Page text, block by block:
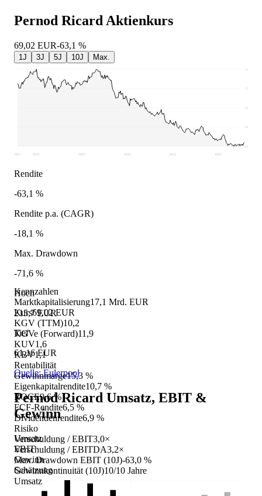
Kennzahlen
Marktkapitalisierung17,1 Mrd. EUR
Kurs69,02 EUR
KGV (TTM)10,2
KGVe (Forward)11,9
KUV1,6
KBV1,1
Rentabilität
Gewinnmarge15,3 %
Eigenkapitalrendite10,7 %
ROCE9,6 %
FCF-Rendite6,5 %
Dividendenrendite6,9 %
Risiko
Verschuldung / EBIT3,0×
Verschuldung / EBITDA3,2×
Max. Drawdown EBIT (10J)-63,0 %
Gewinnkontinuität (10J)10/10 Jahre
Umsatz
Pernod Ricard Aktienkurs
69,02 EUR-63,1 %
1J 3J 5J 10J Max.
61,16
99,79
138,43
177,06
215,7
2021 2022 2023 2024 2025 2026
Rendite
-63,1 %
Rendite p.a. (CAGR)
-18,1 %
Max. Drawdown
-71,6 %
Hoch
215,7 EUR
Tief
61,16 EUR
Quelle: Eulerpool
Pernod Ricard Umsatz, EBIT &
Gewinn
Umsatz
EBIT
Gewinn
Schätzung